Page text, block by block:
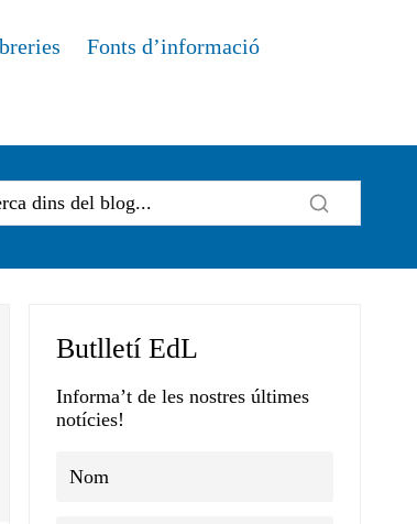
Fonts d’informació
Butlletí EdL
Informa’t de les nostres últimes
notícies!